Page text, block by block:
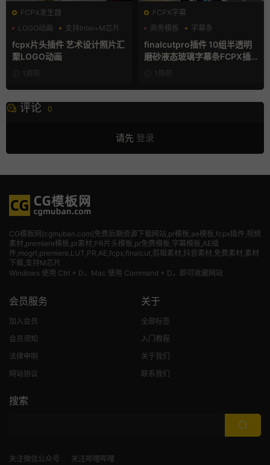
FCPX发生器
LOGO动画
支持Intel+M芯片
汇聚
fcpx片头插件 艺术设计照片汇
聚LOGO动画
1周前
FCPX字幕
商务模板
字幕条
finalcutpro插件 10组半透明
磨砂液态玻璃字幕条FCPX插
1周前
评论 0
请先 登录
CG模板网(cgmuban.com)免费后期资源下载网站,pr模板,ae模板,fcpx插件,视频
素材 ,premiere模板,pr素材,PR片头模板,pr免费模板,字幕模板,AE插
件,mogrt,premiere,LUT,PR,AE,fcpx,finalcut,剪辑素材,抖音素材,免费素材,素材
下载,支持M芯片
Windows 使用 Ctrl + D，Mac 使用 Command + D，即可收藏网站
会员服务
加入会员
会员须知
法律申明
网站协议
关于
全部标签
入门教程
关于我们
联系我们
搜索
关注微信公众号 关注哔哩哔哩